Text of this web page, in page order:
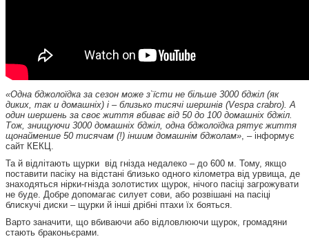
«Одна бджолоїдка за сезон може з`їсти не більше 3000 бджіл (як
диких, так и домашніх) і – близько тисячі шершнів (Vespa crabro). А
один шершень за своє життя вбиває від 50 до 100 домашніх бджіл.
Тож, знищуючи 3000 домашніх бджіл, одна бджолоїдка рятує життя
щонайменше 50 тисячам (!) іншим домашнім бджолам», – інформує
сайт КЕКЦ.
Та й відлітають щурки від гнізда недалеко – до 600 м. Тому, якщо
поставити пасіку на відстані близько одного кілометра від урвища, де
знаходяться нірки-гнізда золотистих щурок, нічого пасіці загрожувати
не буде. Добре допомагає силует сови, або розвішані на пасіці
блискучі диски – щурки й інші дрібні птахи їх бояться.
Варто заначити, що вбиваючи або відловлюючи щурок, громадяни
стають браконьєрами.